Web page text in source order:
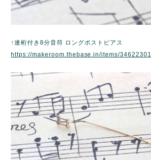
↑連桁付き8分音符 ロングポストピアス
https://makeroom.thebase.in/items/34622301